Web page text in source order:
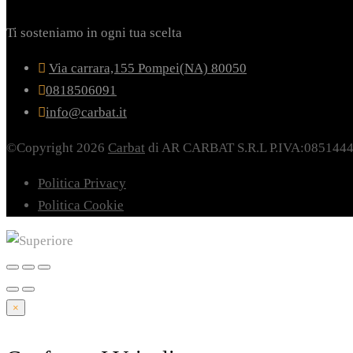
Ti sosteniamo in ogni tua scelta
Via carrara,155 Pompei(NA) 80050
0818506091
info@carbat.it
©Copyright 2026 Carbat di AR CARBAT S.R.L
Politica Privacy
Politica Cookie
×